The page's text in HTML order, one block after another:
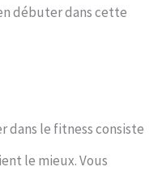
débuter dans cette
dans le fitness consiste
le mieux. Vous